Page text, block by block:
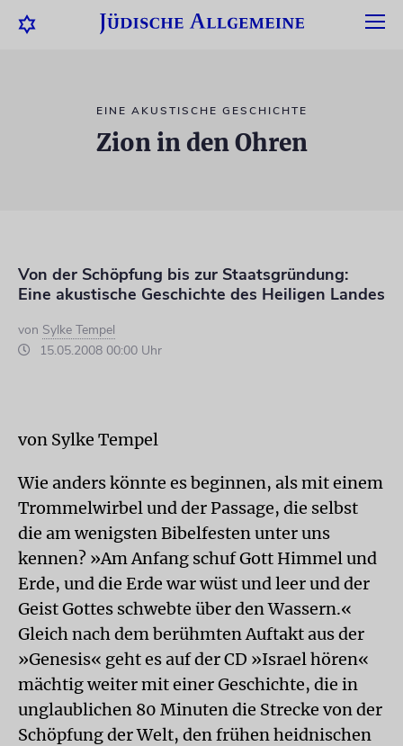
EINE AKUSTISCHE GESCHICHTE
Zion in den Ohren
Von der Schöpfung bis zur Staatsgründung:
Eine akustische Geschichte des Heiligen Landes
von Sylke Tempel
15.05.2008 00:00 Uhr
von Sylke Tempel
Wie anders könnte es beginnen, als mit einem
Trommelwirbel und der Passage, die selbst
die am wenigsten Bibelfesten unter uns
kennen? »Am Anfang schuf Gott Himmel und
Erde, und die Erde war wüst und leer und der
Geist Gottes schwebte über den Wassern.«
Gleich nach dem berühmten Auftakt aus der
»Genesis« geht es auf der CD »Israel hören«
mächtig weiter mit einer Geschichte, die in
unglaublichen 80 Minuten die Strecke von der
Schöpfung der Welt, den frühen heidnischen